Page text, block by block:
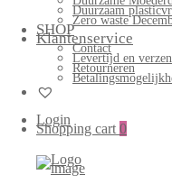
Duurzaam
Zero waste
SHOP
Klantenservice
Contact
Levertijd en
Retourneren
Login
Shopping cart 0